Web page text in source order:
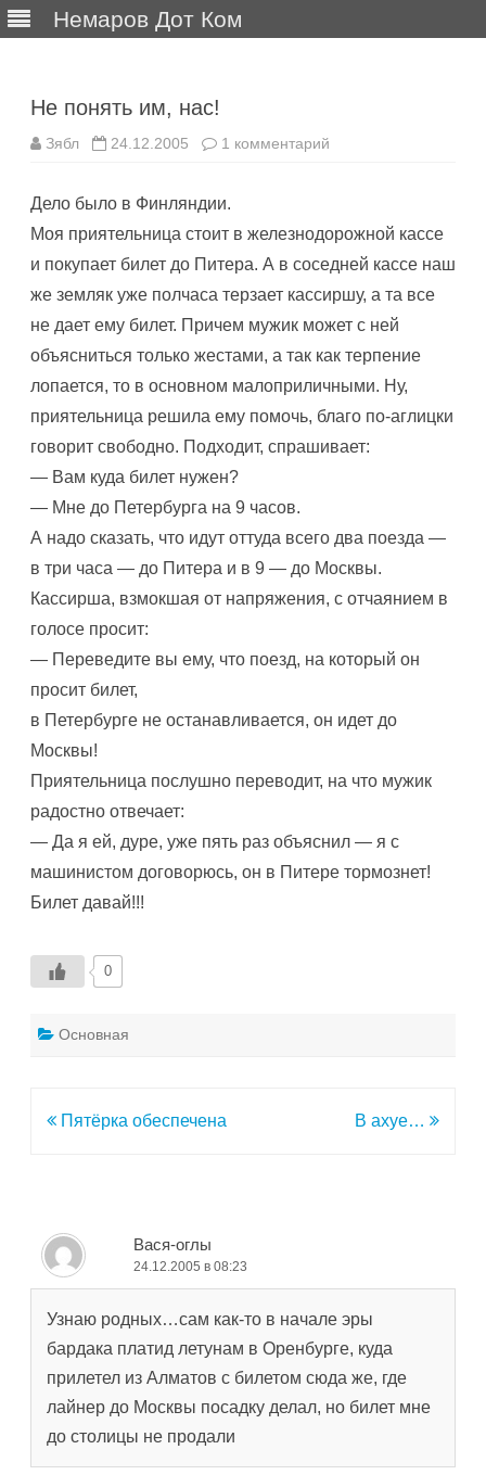
Немаров Дот Ком
Не понять им, нас!
Зябл 24.12.2005 1 комментарий
Дело было в Финляндии.
Моя приятельница стоит в железнодорожной кассе
и покупает билет до Питера. А в соседней кассе наш
же земляк уже полчаса терзает кассиршу, а та все
не дает ему билет. Причем мужик может с ней
объясниться только жестами, а так как терпение
лопается, то в основном малоприличными. Ну,
приятельница решила ему помочь, благо по-аглицки
говорит свободно. Подходит, спрашивает:
— Вам куда билет нужен?
— Мне до Петербурга на 9 часов.
А надо сказать, что идут оттуда всего два поезда —
в три часа — до Питера и в 9 — до Москвы.
Кассирша, взмокшая от напряжения, с отчаянием в
голосе просит:
— Переведите вы ему, что поезд, на который он
просит билет,
в Петербурге не останавливается, он идет до
Москвы!
Приятельница послушно переводит, на что мужик
радостно отвечает:
— Да я ей, дуре, уже пять раз объяснил — я с
машинистом договорюсь, он в Питере тормознет!
Билет давай!!!
0
Основная
Навигация
Пятёрка обеспечена В ахуе…
Вася-оглы
24.12.2005 в 08:23
Узнаю родных…сам как-то в начале эры
бардака платид летунам в Оренбурге, куда
прилетел из Алматов с билетом сюда же, где
лайнер до Москвы посадку делал, но билет мне
до столицы не продали